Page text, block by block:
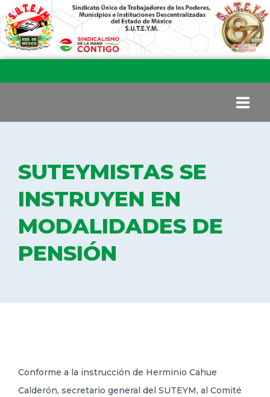
COMITÉ EJECUTIVO
COMISIÓN DE VIGILANCIA
SECCIONES
TRANSPARENCIA
SUTEYMISTAS SE
INSTRUYEN EN
MODALIDADES DE
PENSIÓN
Conforme a la instrucción de Herminio Cahue
Calderón, secretario general del SUTEYM, al Comité